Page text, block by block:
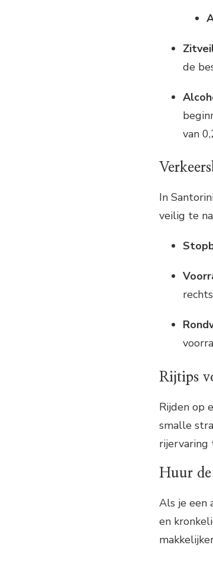
de
van
In
veilig te
Rijtips
Rijden op
smalle
rijervaring
Huur
Als je een
en